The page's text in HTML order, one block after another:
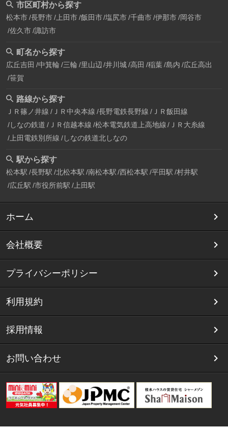
市区町村から探す
松本市 長野市 上田市 飯田市 塩尻市 千曲市 伊那市 岡谷市
佐久市 諏訪市
町名から探す
広丘吉田 中箕輪 三輪 里山辺 井川城 高田 稲葉 島内 広丘高出
笹賀
路線から探す
ＪＲ篠ノ井線 ＪＲ中央本線 長野電鉄長野線 ＪＲ飯田線
しなの鉄道 ＪＲ信越本線 松本電気鉄道上高地線
ＪＲ大糸線
上田電鉄別所線 しなの鉄道北しなの
駅から探す
松本駅 長野駅 北松本駅 南松本駅 西松本駅 平田駅 村井駅
広丘駅 市役所前駅 上田駅
ホーム
会社概要
プライバシーポリシー
利用規約
採用情報
お問い合わせ